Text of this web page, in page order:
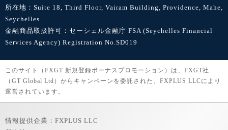
所在地：Suite 18, Third Floor, Vairam Building, Providence, Mahe,
Seychelles
金融商品取扱許可：セーシェル金融庁 FSA (Seychelles Financial
Services Agency) Registration No.SD019
このサイト（FXGT 新規登録ボーナスプロモーション）は、FXGT社
（GT Global Ltd）からキャンペーンを委託された、FXPLUS LLCにより
運営されています。
情報提供企業：FXPLUS LLC